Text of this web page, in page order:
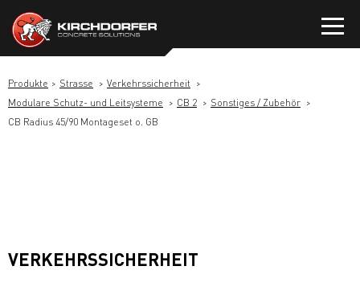
Inhalt
springen
Produkte Strasse
Verkehrssicherheit
Modulare Schutz- und Leitsysteme
CB 2
Sonstiges / Zubehör
CB Radius 45/90 Montageset o. GB
VERKEHRSSICHERHEIT